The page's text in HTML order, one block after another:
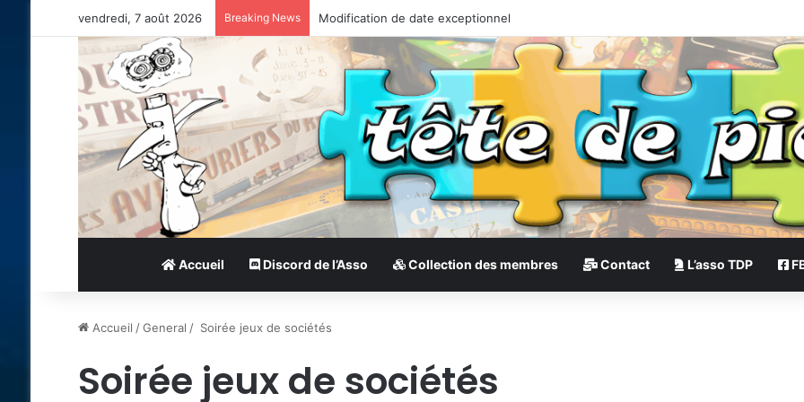
vendredi, 7 août 2026 Breaking News Modification de date exceptionnel
Accueil Discord de l’Asso Collection des membres Contact L’asso TDP
Accueil /General / Soirée jeux de sociétés
Soirée jeux de sociétés